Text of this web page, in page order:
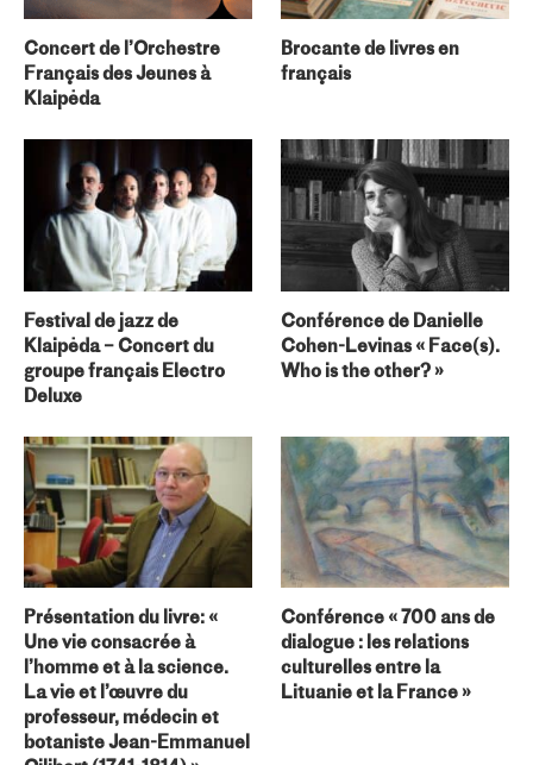
Concert de l’Orchestre
Français des Jeunes à
Klaipėda
Brocante de livres en
français
Festival de jazz de
Klaipėda – Concert du
groupe français Electro
Deluxe
Conférence de Danielle
Cohen-Levinas « Face(s).
Who is the other? »
Présentation du livre: «
Une vie consacrée à
l’homme et à la science.
La vie et l’œuvre du
professeur, médecin et
botaniste Jean-Emmanuel
Conférence « 700 ans de
dialogue : les relations
culturelles entre la
Lituanie et la France »